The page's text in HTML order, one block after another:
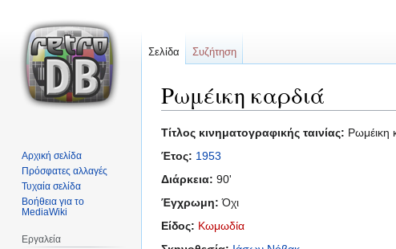
Ρωμέικη καρδιά
Μετάβαση
στην
Πήδηση
στην
Τίτλος κινηματογραφικής ταινίας: Ρωμέικη
Έτος: 1953
Διάρκεια: 90'
Έγχρωμη:Όχι
Είδος: Κωμωδία
Σελίδα Συζήτηση
Αρχική σελίδα
Πρόσφατες αλλαγές
Τυχαία σελίδα
Βοήθεια για το
MediaWiki
Εργαλεία